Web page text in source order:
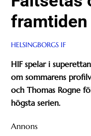
framtiden
HELSINGBORGS IF
HIF spelar i
om sommarens
och Thomas Rogne
högsta serien.
Annons